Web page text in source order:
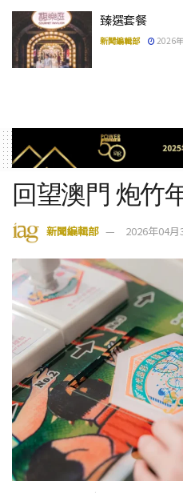
臻選套餐
新聞編輯部 2026
回望澳門 炮竹
新聞編輯部 2026年04月